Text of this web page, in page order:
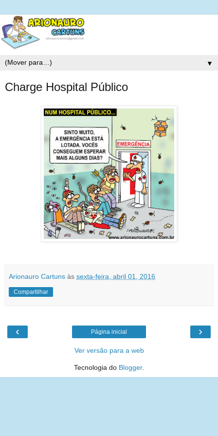
▼
Charge Hospital Público
Arionauro Cartuns às sexta-feira, abril 01, 2016
Compartilhar
‹ ›
Página inicial
Ver versão para a web
Tecnologia do Blogger.